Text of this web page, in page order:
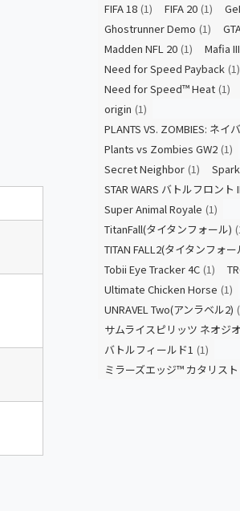
FIFA 18 (1) FIFA 20 (1)
Ghostrunner Demo (1)
Madden NFL 20 (1) Mafia III
Need for Speed Payback (1)
Need for Speed™ Heat (1)
origin (1)
PLANTS VS. ZOMBIES: ネイ
Plants vs Zombies GW2 (1)
Secret Neighbor (1)
STAR WARS バトルフロント II
Super Animal Royale (1)
TitanFall(タイタンフォール)
TITAN FALL2(タイタンフォー
Tobii Eye Tracker 4C (1)
Ultimate Chicken Horse (1)
UNRAVEL Two(アンラベル2)
サムライスピリッツ ネオジ
バトルフィールド1 (1)
ミラーズエッジ™ カタリスト